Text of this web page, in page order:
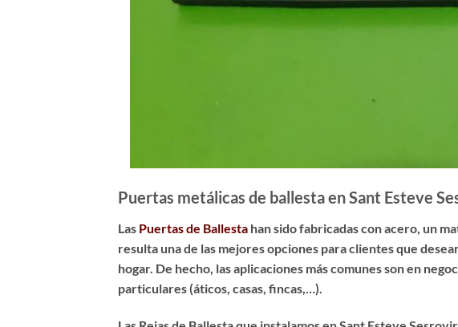
Puertas metálicas de ballesta en Sant Esteve
Las Puertas de Ballesta han sido fabricadas con acero, un
resulta una de las mejores opciones para clientes que
hogar. De hecho, las aplicaciones más comunes son en
particulares (áticos, casas, fincas,…).